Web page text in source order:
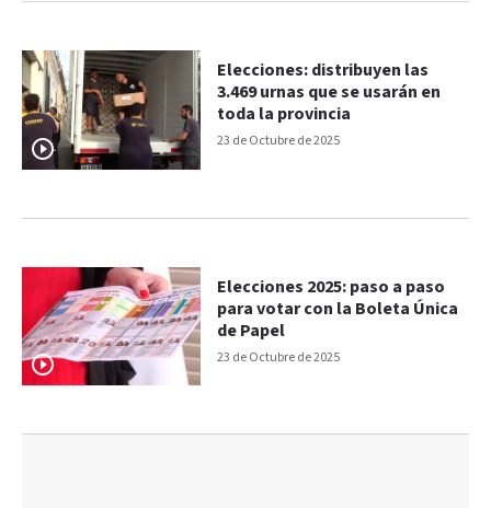
23 de Octubre de 2025
Elecciones: distribuyen las
3.469 urnas que se usarán en
toda la provincia
23 de Octubre de 2025
Elecciones 2025: paso a paso
para votar con la Boleta Única
de Papel